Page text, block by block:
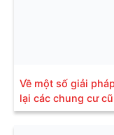
Về một số giải
lại các chung cư